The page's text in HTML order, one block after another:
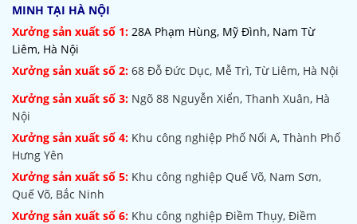
MINH TẠI HÀ NỘI
Xưởng sản xuất số 1: 28A Phạm Hùng, Mỹ Đình, Nam Từ
Liêm, Hà Nội
Xưởng sản xuất số 2: 68 Đỗ Đức Dục, Mễ Trì, Từ Liêm, Hà Nội
Xưởng sản xuất số 3: Ngõ 88 Nguyễn Xiển, Thanh Xuân, Hà
Nội
Xưởng sản xuất số 4: Khu công nghiệp Phố Nối A, Thành Phố
Hưng Yên
Xưởng sản xuất số 5: Khu công nghiệp Quế Võ, Nam Sơn,
Quế Võ, Bắc Ninh
Xưởng sản xuất số 6: Khu công nghiệp Điềm Thụy, Điềm